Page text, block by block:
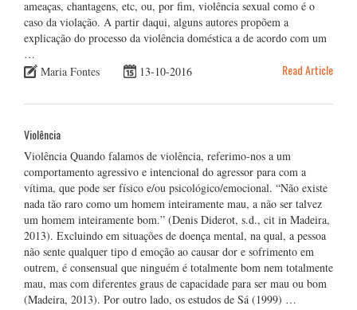
ameaças, chantagens, etc, ou, por fim, violência sexual como é o
caso da violação. A partir daqui, alguns autores propõem a
explicação do processo da violência doméstica a de acordo com um
…
Maria Fontes
13-10-2016 Read Article
Violência
Violência Quando falamos de violência, referimo-nos a um
comportamento agressivo e intencional do agressor para com a
vítima, que pode ser físico e/ou psicológico/emocional. “Não existe
nada tão raro como um homem inteiramente mau, a não ser talvez
um homem inteiramente bom.” (Denis Diderot, s.d., cit in Madeira,
2013). Excluindo em situações de doença mental, na qual, a pessoa
não sente qualquer tipo d emoção ao causar dor e sofrimento em
outrem, é consensual que ninguém é totalmente bom nem totalmente
mau, mas com diferentes graus de capacidade para ser mau ou bom
(Madeira, 2013). Por outro lado, os estudos de Sá (1999) …